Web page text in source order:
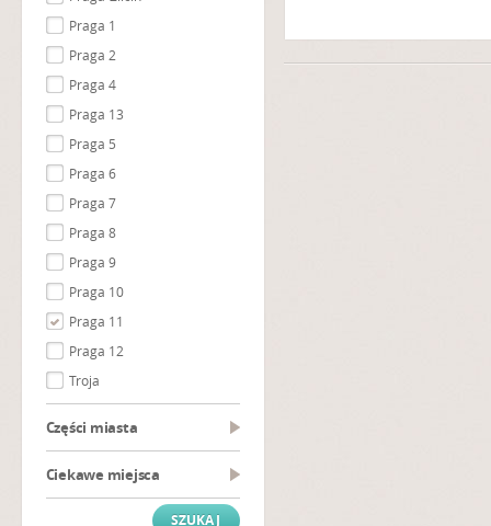
Praga 1
Praga 2
Praga 4
Praga 13
Praga 5
Praga 6
Praga 7
Praga 8
Praga 9
Praga 10
Praga 11
Praga 12
Troja
Części miasta
Ciekawe miejsca